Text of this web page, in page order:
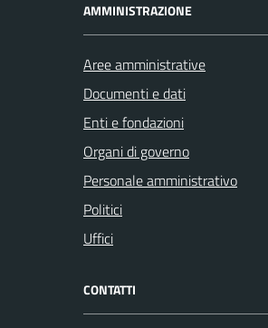
AMMINISTRAZIONE
Aree amministrative
Documenti e dati
Enti e fondazioni
Organi di governo
Personale amministrativo
Politici
Uffici
CONTATTI